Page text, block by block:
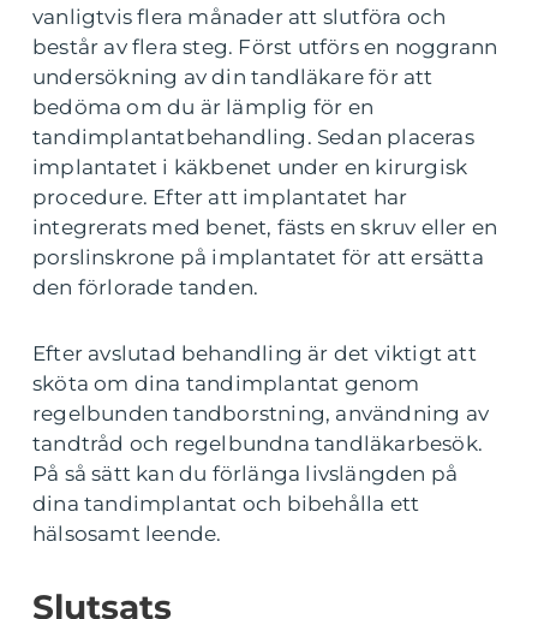
vanligtvis flera månader att slutföra och
består av flera steg. Först utförs en noggrann
undersökning av din tandläkare för att
bedöma om du är lämplig för en
tandimplantatbehandling. Sedan placeras
implantatet i käkbenet under en kirurgisk
procedure. Efter att implantatet har
integrerats med benet, fästs en skruv eller en
porslinskrone på implantatet för att ersätta
den förlorade tanden.
Efter avslutad behandling är det viktigt att
sköta om dina tandimplantat genom
regelbunden tandborstning, användning av
tandtråd och regelbundna tandläkarbesök.
På så sätt kan du förlänga livslängden på
dina tandimplantat och bibehålla ett
hälsosamt leende.
Slutsats